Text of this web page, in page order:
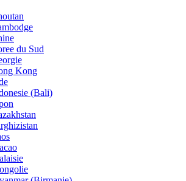
du Sud
Kong
(Bali)